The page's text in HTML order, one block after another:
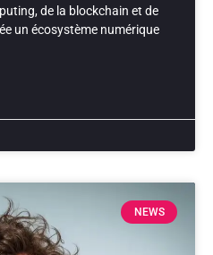
de la blockchain et de
un écosystème numérique
NEWS